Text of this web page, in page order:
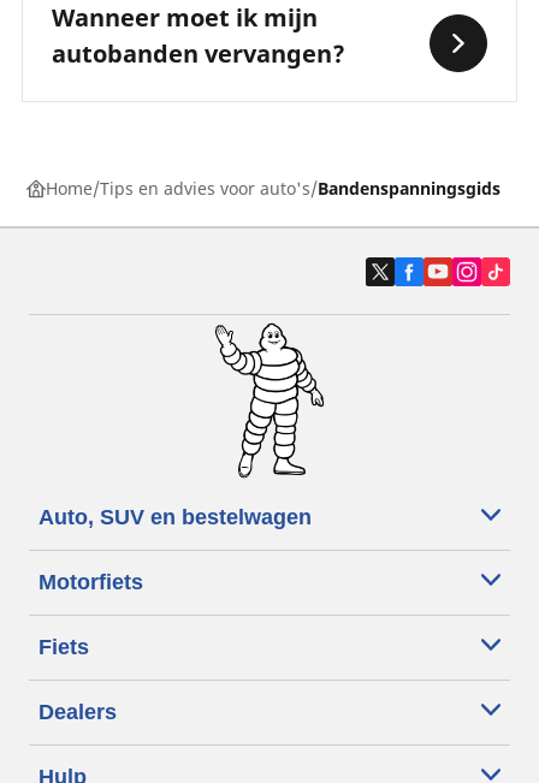
Wanneer moet ik mijn
autobanden vervangen?
Home Tips en advies voor auto's Bandenspanningsgids
Auto, SUV en bestelwagen
Motorfiets
Fiets
Dealers
Hulp